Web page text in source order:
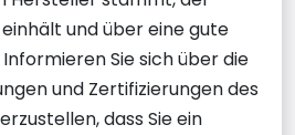
und über eine gute
Sie sich über die
und Zertifizierungen des
dass Sie ein